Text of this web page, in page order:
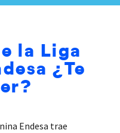
la Liga
¿Te
Endesa trae